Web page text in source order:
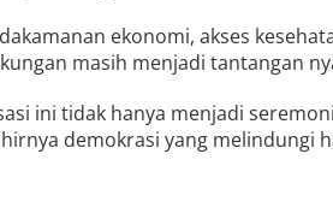
ekonomi, akses
masih menjadi tantangan
ini tidak hanya menjadi
demokrasi yang melindungi